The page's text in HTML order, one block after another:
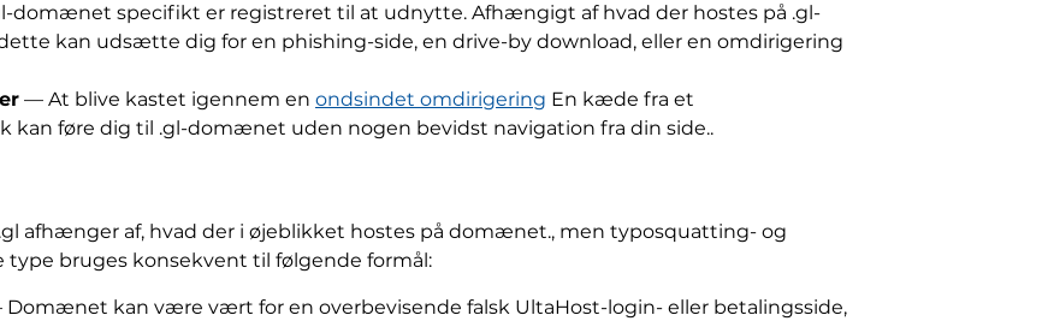
domænet specifikt er registreret til at udnytte. Afhængigt af hvad der hostes på .gl-
kan udsætte dig for en phishing-side, en drive-by download, eller en omdirigering
— At blive kastet igennem en ondsindet omdirigering En kæde fra et
føre dig til .gl-domænet uden nogen bevidst navigation fra din side..
afhænger af, hvad der i øjeblikket hostes på domænet., men typosquatting- og
bruges konsekvent til følgende formål:
kan være vært for en overbevisende falsk UltaHost-login- eller betalingsside,